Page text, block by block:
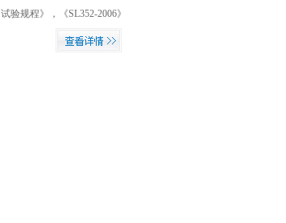
试验规程》，《SL352-2006》
所确定的方法及有关参数而设